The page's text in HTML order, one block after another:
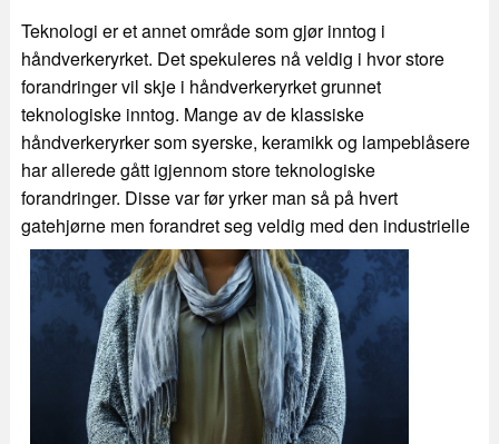
Teknologi er et annet område som gjør inntog i
håndverkeryrket. Det spekuleres nå veldig i hvor store
forandringer vil skje i håndverkeryrket grunnet
teknologiske inntog. Mange av de klassiske
håndverkeryrker som syerske, keramikk og lampeblåsere
har allerede gått igjennom store teknologiske
forandringer. Disse var før yrker man så på hvert
gatehjørne men forandret seg veldig med den industrielle